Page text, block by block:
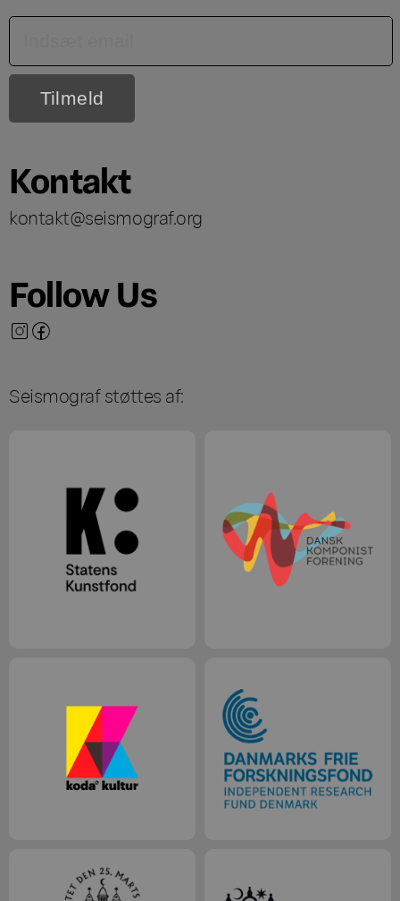
Kontakt
kontakt@seismograf.org
Follow Us
Seismograf støttes af: